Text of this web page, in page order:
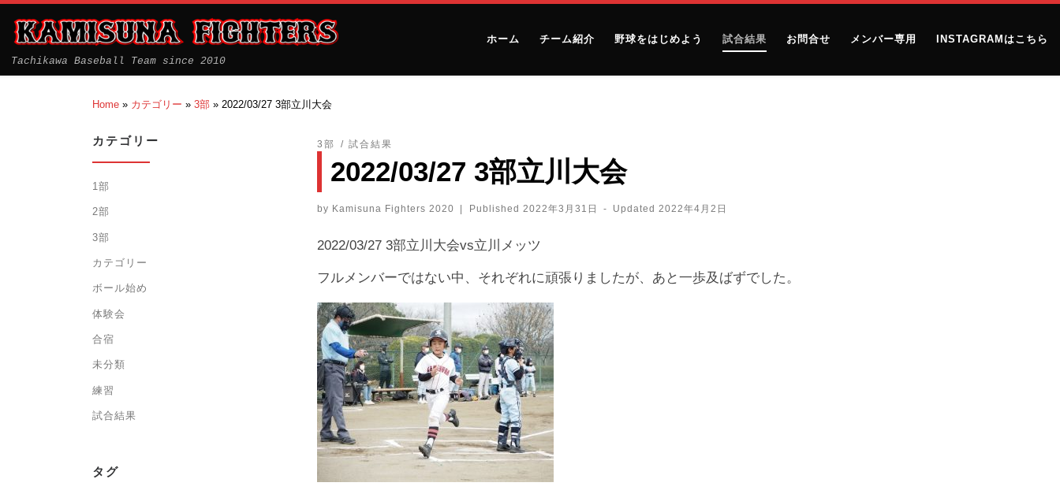
Tachikawa Baseball Team since 2010
ホーム チーム紹介 野球をはじめよう 試合結果 お問合せ メンバー専用 INSTAGRAMはこちら
Home » カテゴリー » 3部 » 2022/03/27 3部立川大会
3部 試合結果
2022/03/27 3部立川大会
by Kamisuna Fighters 2020 | Published 2022年3月31日 - Updated 2022年4月2日
2022/03/27 3部立川大会vs立川メッツ
フルメンバーではない中、それぞれに頑張りましたが、あと一歩及ばずでした。
カテゴリー
1部
2部
3部
カテゴリー
ボール始め
体験会
合宿
未分類
練習
試合結果
タグ